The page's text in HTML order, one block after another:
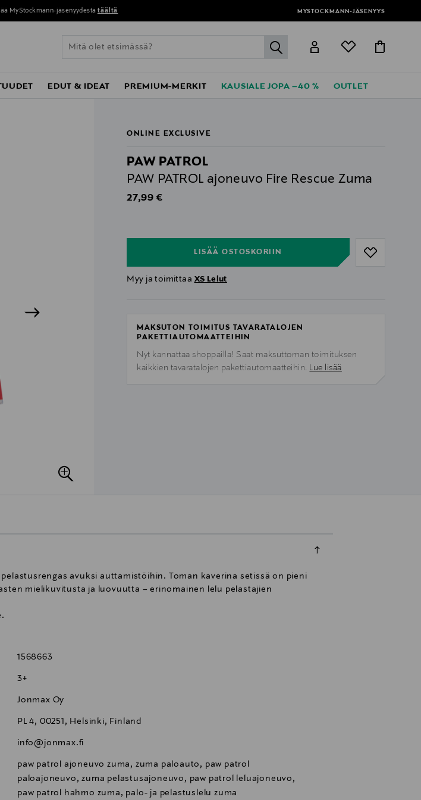
MyStockmann-jäsenyydestä täältä MYSTOCKMANN-JÄSENYYS
label.header.go
EDUT & IDEAT PREMIUM-MERKIT KAUSIALE JOPA –40 % OUTLET
ONLINE EXCLUSIVE
PAW PATROL
PAW PATROL ajoneuvo Fire Rescue Zuma
Original Price
27,99 €
LISÄÄ OSTOSKORIIN
Myy ja toimittaa XS Lelut
MAKSUTON TOIMITUS TAVARATALOJEN
PAKETTIAUTOMAATTEIHIN
Nyt kannattaa shoppailla! Saat maksuttoman toimituksen
kaikkien tavaratalojen pakettiautomaatteihin. Lue lisää
avuksi auttamistöihin. Toman kaverina setissä on pieni
mielikuvitusta ja luovuutta – erinomainen lelu pelastajien
1568663
3+
Jonmax Oy
PL 4, 00251, Helsinki, Finland
info@jonmax.fi
paw patrol ajoneuvo zuma, zuma paloauto, paw patrol
paloajoneuvo, zuma pelastusajoneuvo, paw patrol leluajoneuvo,
paw patrol hahmo zuma, palo- ja pelastuslelu zuma